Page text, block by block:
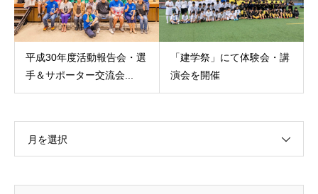
平成30年度活動報告会・選
手＆サポーター交流会...
「建学祭」にて体験会・講
演会を開催
月を選択